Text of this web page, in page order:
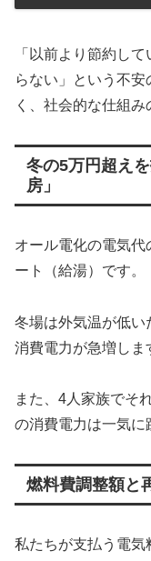
「以前より節約し
らない」という不
く、社会的な仕組み
冬の5万円超え
房」
オール電化の電気代
ート（給湯）です。
冬場は外気温が低い
消費電力が急増しま
また、4人家族でそ
の消費電力は一気に
燃料費調整額と
私たちが支払う電気